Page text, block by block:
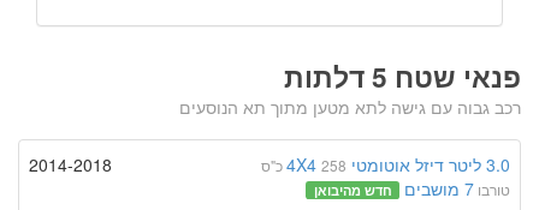
פנאי שטח 5 דלתות
רכב גבוה עם גישה לתא מטען מתוך תא הנוסעים
3.0 ליטר דיזל אוטומטי 4X4 258 כ"ס
טורבו 7 מושבים חדש מהיבואן
2014-2018